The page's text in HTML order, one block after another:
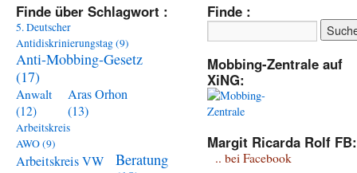
Finde über Schlagwort :
5. Deutscher
Antidiskrinierungstag(9)
Anti-Mobbing-Gesetz
(17)
Anwalt
(12)
Aras Orhon
(13)
Arbeitskreis
AWO(9)
Arbeitskreis VW
Beratung
Finde :
Mobbing-Zentrale auf
XiNG:
Margit Ricarda Rolf FB:
.. bei Facebook